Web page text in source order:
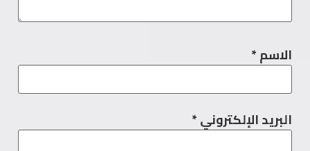
الاسم*
البريد الإلكتروني*